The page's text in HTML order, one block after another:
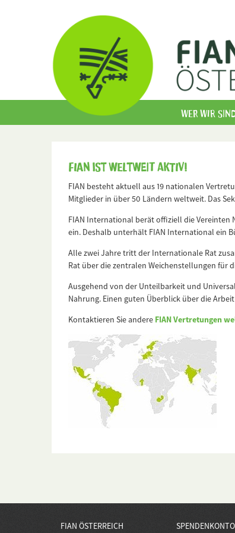
Wer wir
FIAN ist weltweit aktiv!
FIAN besteht aktuell aus 19 nationalen
Mitglieder in über 50 Ländern weltweit. Das
FIAN International berät offiziell die Vereinten
ein. Deshalb unterhält FIAN International ein
Alle zwei Jahre tritt der Internationale Rat
Rat über die zentralen Weichenstellungen für
Ausgehend von der Unteilbarkeit und
Nahrung. Einen guten Überblick über die
Kontaktieren Sie andere FIAN Vertretungen
FIAN ÖSTERREICH SPENDENKONTO